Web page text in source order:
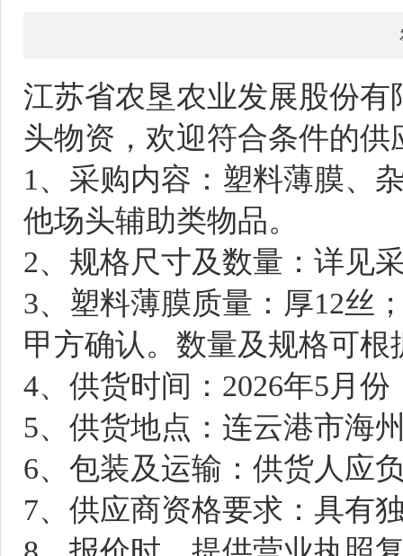
江苏省农垦农业发展股份
头物资，欢迎符合条件的供
1、采购内容： 塑料薄膜、
他场头辅助类物品。
2、规格尺寸及数量：详见
3、塑料薄膜质量：厚12丝
甲方确认。数量及规格可
4、供货时间： 2026年5月份
5、供货地点：连云港市海
6、包装及运输：供货人应
7、供应商资格要求：具有